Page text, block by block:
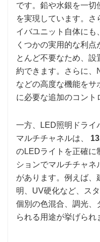
です。鉛や水銀を一切
を実現しています。さ
イバユニット自体にも
くつかの実用的な利
とんど不要なため、
約できます。さらに、
などの高度な機能をサ
に必要な追加のコント
一方、LED照明ドライ
マルチチャネルは、
のLEDライトを正確に
ションでマルチチャ
があります。例えば、
明、UV硬化など、ス
個別の色混合、調光、
られる用途が挙げられ